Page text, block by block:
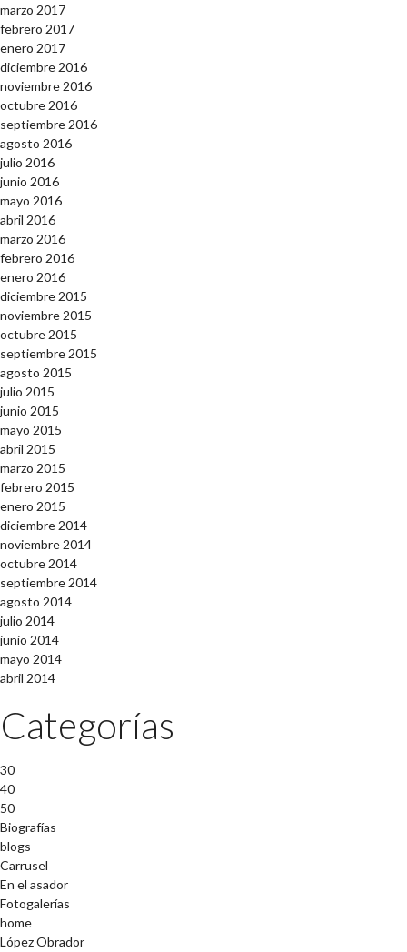
marzo 2017
febrero 2017
enero 2017
diciembre 2016
noviembre 2016
octubre 2016
septiembre 2016
agosto 2016
julio 2016
junio 2016
mayo 2016
abril 2016
marzo 2016
febrero 2016
enero 2016
diciembre 2015
noviembre 2015
octubre 2015
septiembre 2015
agosto 2015
julio 2015
junio 2015
mayo 2015
abril 2015
marzo 2015
febrero 2015
enero 2015
diciembre 2014
noviembre 2014
octubre 2014
septiembre 2014
agosto 2014
julio 2014
junio 2014
mayo 2014
abril 2014
Categorías
30
40
50
Biografías
blogs
Carrusel
En el asador
Fotogalerías
home
López Obrador